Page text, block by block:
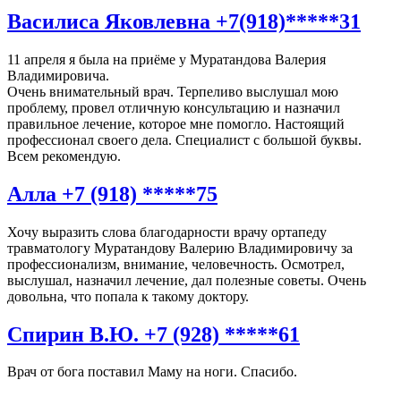
Василиса Яковлевна +7(918)*****31
11 апреля я была на приёме у Муратандова Валерия
Владимировича.
Очень внимательный врач. Терпеливо выслушал мою
проблему, провел отличную консультацию и назначил
правильное лечение, которое мне помогло. Настоящий
профессионал своего дела. Специалист с большой буквы.
Всем рекомендую.
Алла +7 (918) *****75
Хочу выразить слова благодарности врачу ортапеду
травматологу Муратандову Валерию Владимировичу за
профессионализм, внимание, человечность. Осмотрел,
выслушал, назначил лечение, дал полезные советы. Очень
довольна, что попала к такому доктору.
Спирин В.Ю. +7 (928) *****61
Врач от бога поставил Маму на ноги. Спасибо.